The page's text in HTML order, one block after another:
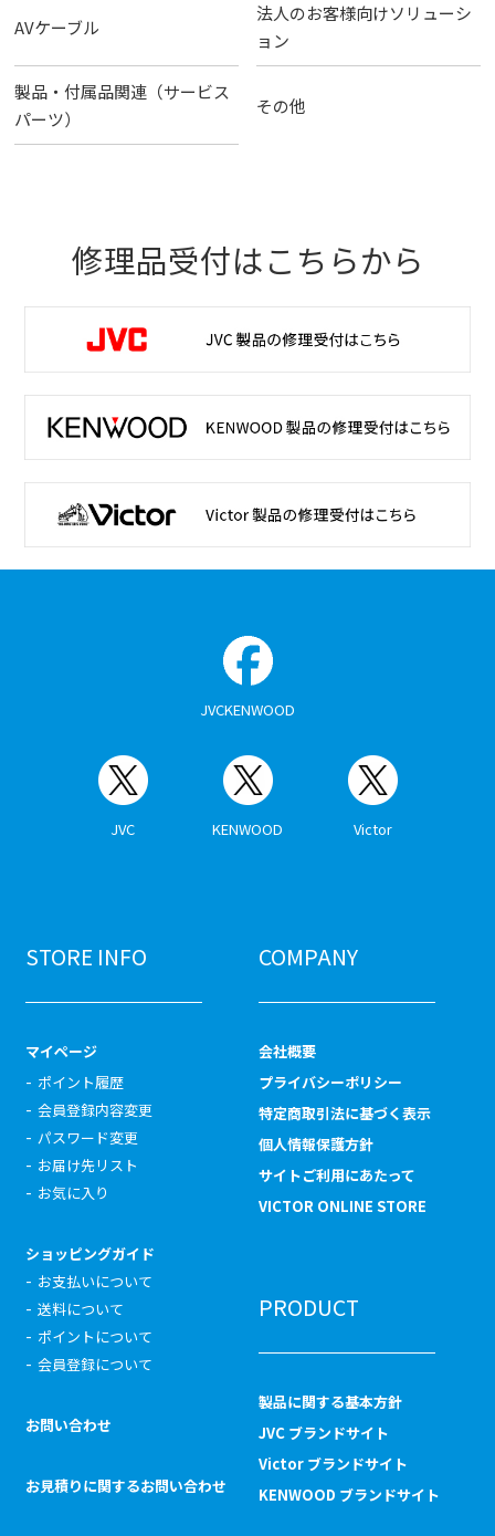
AVケーブル
法人のお客様向けソリューシ
ョン
製品・付属品関連（サービス
パーツ）
その他
修理品受付はこちらから
JVCKENWOOD
JVC KENWOOD Victor
STORE INFO
マイページ
ポイント履歴
会員登録内容変更
パスワード変更
お届け先リスト
お気に入り
ショッピングガイド
お支払いについて
送料について
ポイントについて
会員登録について
お問い合わせ
お見積りに関するお問い合わせ
COMPANY
会社概要
プライバシーポリシー
特定商取引法に基づく表示
個人情報保護方針
サイトご利用にあたって
VICTOR ONLINE STORE
PRODUCT
製品に関する基本方針
JVC ブランドサイト
Victor ブランドサイト
KENWOOD ブランドサイト